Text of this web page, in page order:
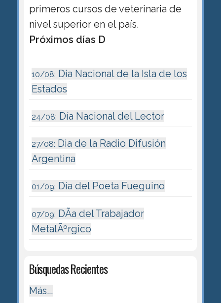
primeros cursos de veterinaria de
nivel superior en el país.
Próximos días D
10/08: Dia Nacional de la Isla de los
Estados
24/08: Día Nacional del Lector
27/08: Dia de la Radio Difusión
Argentina
01/09: Día del Poeta Fueguino
07/09: DÃ­a del Trabajador
MetalÃºrgico
Búsquedas Recientes
Más...